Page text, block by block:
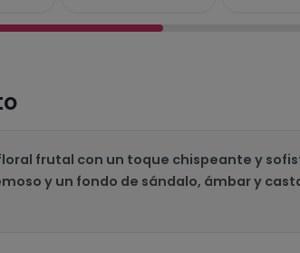
frutal con un toque chispeante y
y un fondo de sándalo, ámbar y